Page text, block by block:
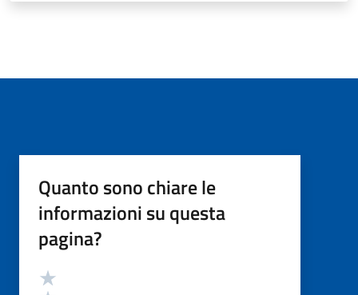
Quanto sono chiare le
informazioni su questa
pagina?
Valutazione